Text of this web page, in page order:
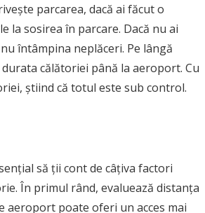
parcarea, dacă ai făcut o
la sosirea în parcare. Dacă nu ai
întâmpina neplăceri. Pe lângă
călătoriei până la aeroport. Cu
știind că totul este sub control.
să ții cont de câțiva factori
În primul rând, evaluează distanța
aeroport poate oferi un acces mai